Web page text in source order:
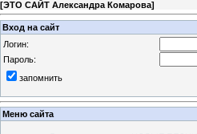
[ЭТО САЙТ Александра Комарова]
Вход на сайт
Логин:
Пароль:
запомнить
Меню сайта